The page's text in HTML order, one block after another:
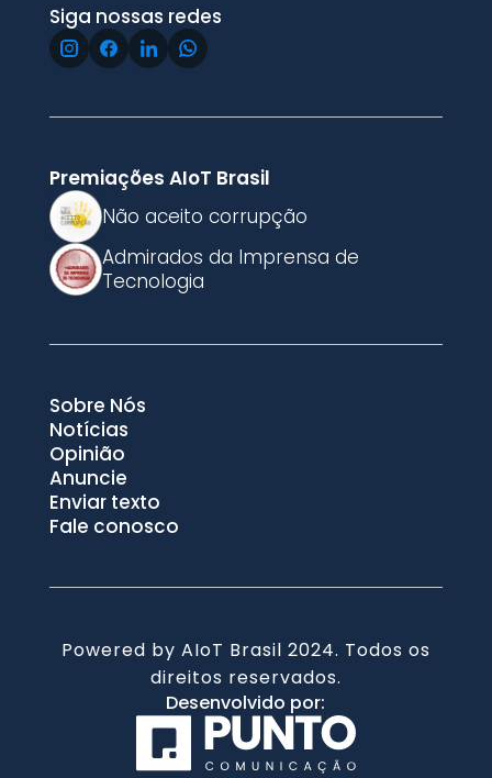
Siga nossas redes
Premiações AIoT Brasil
Não aceito corrupção
Admirados da Imprensa de
Tecnologia
Sobre Nós
Notícias
Opinião
Anuncie
Enviar texto
Fale conosco
Powered by AIoT Brasil 2024. Todos os
direitos reservados.
Desenvolvido por: